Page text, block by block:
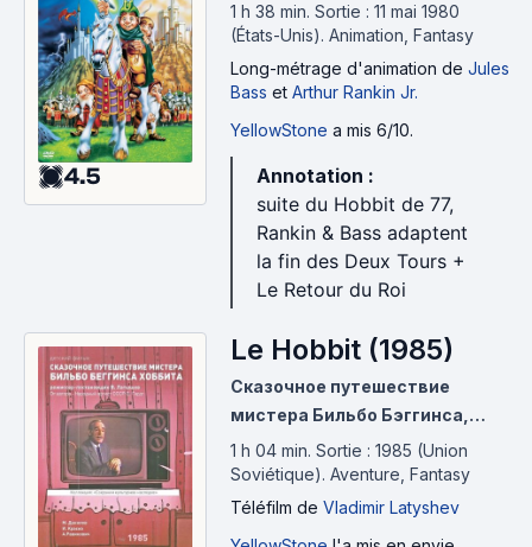
4.5
1 h 38 min. Sortie : 11 mai 1980
(États-Unis). Animation, Fantasy
Long-métrage d'animation de Jules
Bass et Arthur Rankin Jr.
YellowStone a mis 6/10.
Annotation :
suite du Hobbit de 77,
Rankin & Bass adaptent
la fin des Deux Tours +
Le Retour du Roi
Le Hobbit (1985)
Сказочное путешествие
мистера Бильбо Бэггинса,
Хоббита
1 h 04 min. Sortie : 1985 (Union
Soviétique). Aventure, Fantasy
Téléfilm de Vladimir Latyshev